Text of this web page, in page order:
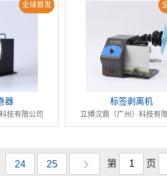
全球首发
器
技有限公司
标签剥离机
立搏汉鼎（广州）科技有
24 25 第 页